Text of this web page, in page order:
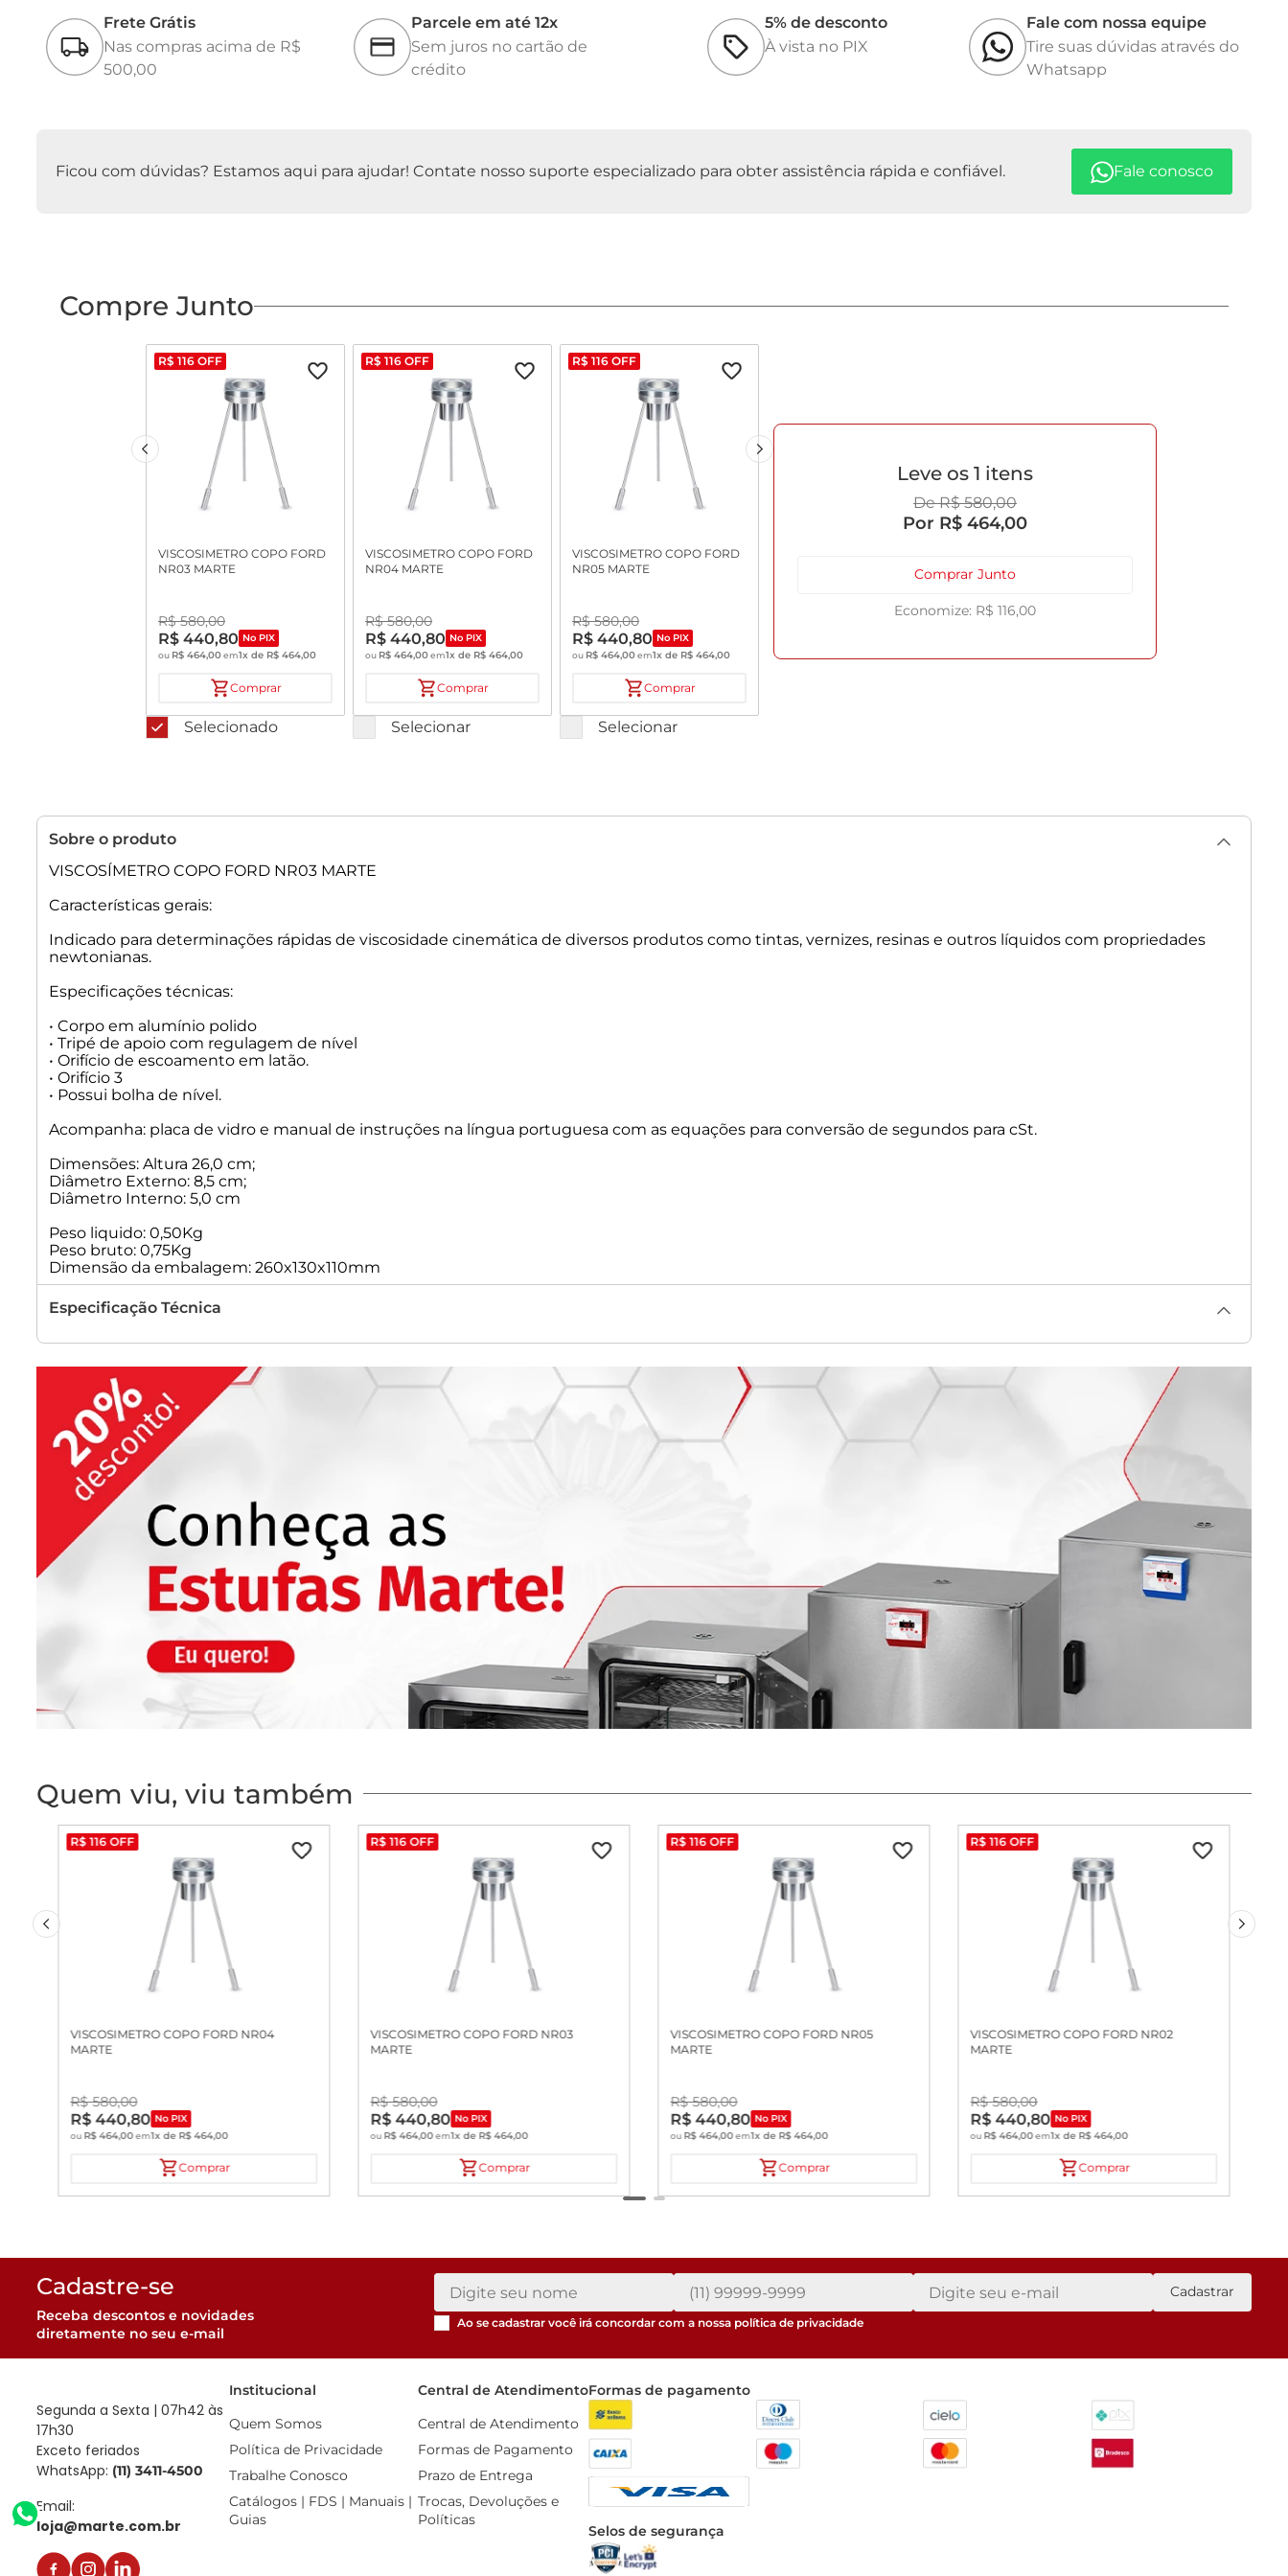
Frete Grátis
Nas compras acima de R$
500,00
Parcele em até 12x
Sem juros no cartão de
crédito
5% de desconto
À vista no PIX
Fale com nossa equipe
Tire suas dúvidas através do
Whatsapp
Ficou com dúvidas? Estamos aqui para ajudar! Contate nosso suporte especializado para obter assistência rápida e confiável. Fale conosco
Compre Junto
R$ 116 OFF
VISCOSIMETRO COPO FORD
NR03 MARTE
R$ 580,00
R$ 440,80 No PIX
ou R$ 464,00em1x de R$ 464,00
Comprar
Selecionado
R$ 116 OFF
VISCOSIMETRO COPO FORD
NR04 MARTE
R$ 580,00
R$ 440,80 No PIX
ou R$ 464,00em1x de R$ 464,00
Comprar
Selecionar
R$ 116 OFF
VISCOSIMETRO COPO FORD
NR05 MARTE
R$ 580,00
R$ 440,80 No PIX
ou R$ 464,00em1x de R$ 464,00
Comprar
Selecionar
R$ 580,00
R$ 464,00
1
R$ 116,00
Comprar Junto
Sobre o produto
VISCOSÍMETRO COPO FORD NR03 MARTE
Características gerais:
Indicado para determinações rápidas de viscosidade cinemática de diversos produtos como tintas, vernizes, resinas e outros líquidos com propriedades
newtonianas.
Especificações técnicas:
• Corpo em alumínio polido
• Tripé de apoio com regulagem de nível
• Orifício de escoamento em latão.
• Orifício 3
• Possui bolha de nível.
Acompanha: placa de vidro e manual de instruções na língua portuguesa com as equações para conversão de segundos para cSt.
Dimensões: Altura 26,0 cm;
Diâmetro Externo: 8,5 cm;
Diâmetro Interno: 5,0 cm
Peso liquido: 0,50Kg
Peso bruto: 0,75Kg
Dimensão da embalagem: 260x130x110mm
Especificação Técnica
Quem viu, viu também
R$ 116 OFF
VISCOSIMETRO COPO FORD NR04
MARTE
R$ 580,00
R$ 440,80 No PIX
ou R$ 464,00em1x de R$ 464,00
Comprar
R$ 116 OFF
VISCOSIMETRO COPO FORD NR03
MARTE
R$ 580,00
R$ 440,80 No PIX
ou R$ 464,00em1x de R$ 464,00
Comprar
R$ 116 OFF
VISCOSIMETRO COPO FORD NR05
MARTE
R$ 580,00
R$ 440,80 No PIX
ou R$ 464,00em1x de R$ 464,00
Comprar
R$ 116 OFF
VISCOSIMETRO COPO FORD NR02
MARTE
R$ 580,00
R$ 440,80 No PIX
ou R$ 464,00em1x de R$ 464,00
Comprar
Cadastre-se
Receba descontos e novidades
diretamente no seu e-mail
Cadastrar
Ao se cadastrar você irá concordar com a nossa política de privacidade
Segunda a Sexta | 07h42 às
17h30
Exceto feriados
WhatsApp: (11) 3411-4500
Email:
loja@marte.com.br
Institucional
Quem Somos
Política de Privacidade
Trabalhe Conosco
Catálogos | FDS | Manuais |
Guias
Central de Atendimento
Central de Atendimento
Formas de Pagamento
Prazo de Entrega
Trocas, Devoluções e
Políticas
Formas de pagamento
Selos de segurança